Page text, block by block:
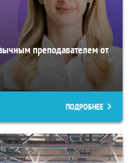
преподавателем от
ПОДРОБНЕЕ